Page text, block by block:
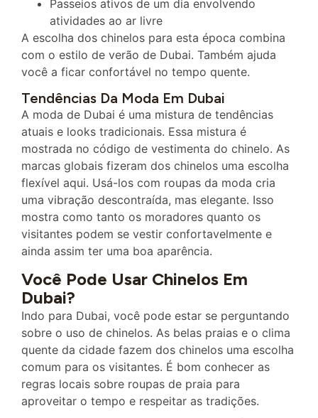
Passeios ativos de um dia envolvendo
atividades ao ar livre
A escolha dos chinelos para esta época combina
com o estilo de verão de Dubai. Também ajuda
você a ficar confortável no tempo quente.
Tendências Da Moda Em Dubai
A moda de Dubai é uma mistura de tendências
atuais e looks tradicionais. Essa mistura é
mostrada no código de vestimenta do chinelo. As
marcas globais fizeram dos chinelos uma escolha
flexível aqui. Usá-los com roupas da moda cria
uma vibração descontraída, mas elegante. Isso
mostra como tanto os moradores quanto os
visitantes podem se vestir confortavelmente e
ainda assim ter uma boa aparência.
Você Pode Usar Chinelos Em
Dubai?
Indo para Dubai, você pode estar se perguntando
sobre o uso de chinelos. As belas praias e o clima
quente da cidade fazem dos chinelos uma escolha
comum para os visitantes. É bom conhecer as
regras locais sobre roupas de praia para
aproveitar o tempo e respeitar as tradições.